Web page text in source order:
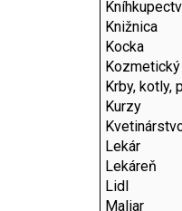
Knižnica
Kocka
Krby, kotly,
Kurzy
Lekár
Lekáreň
Lidl
Maliar